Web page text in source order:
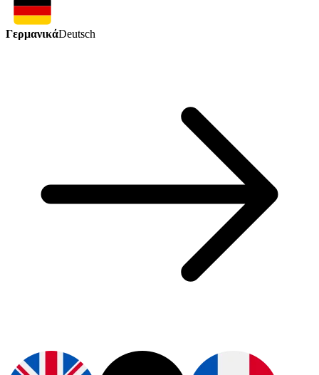
ΓερμανικάDeutsch